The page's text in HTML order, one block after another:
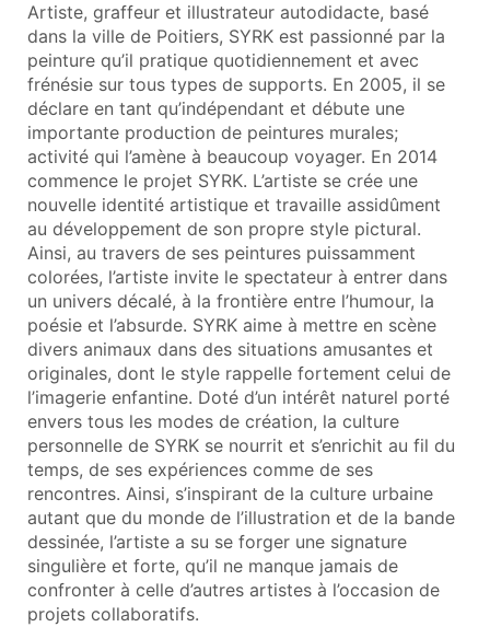
Artiste, graffeur et illustrateur autodidacte, basé
dans la ville de Poitiers, SYRK est passionné par la
peinture qu’il pratique quotidiennement et avec
frénésie sur tous types de supports. En 2005, il se
déclare en tant qu’indépendant et débute une
importante production de peintures murales;
activité qui l’amène à beaucoup voyager. En 2014
commence le projet SYRK. L’artiste se crée une
nouvelle identité artistique et travaille assidûment
au développement de son propre style pictural.
Ainsi, au travers de ses peintures puissamment
colorées, l’artiste invite le spectateur à entrer dans
un univers décalé, à la frontière entre l’humour, la
poésie et l’absurde. SYRK aime à mettre en scène
divers animaux dans des situations amusantes et
originales, dont le style rappelle fortement celui de
l’imagerie enfantine. Doté d’un intérêt naturel porté
envers tous les modes de création, la culture
personnelle de SYRK se nourrit et s’enrichit au fil du
temps, de ses expériences comme de ses
rencontres. Ainsi, s’inspirant de la culture urbaine
autant que du monde de l’illustration et de la bande
dessinée, l’artiste a su se forger une signature
singulière et forte, qu’il ne manque jamais de
confronter à celle d’autres artistes à l’occasion de
projets collaboratifs.